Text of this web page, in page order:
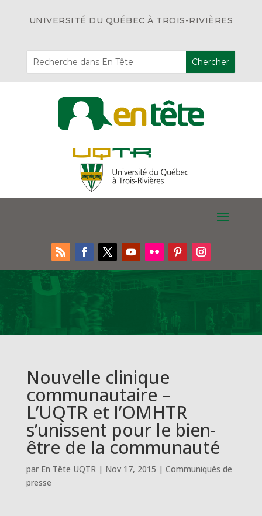
UNIVERSITÉ DU QUÉBEC À TROIS-RIVIÈRES
Nouvelle clinique
communautaire –
L’UQTR et l’OMHTR
s’unissent pour le bien-
être de la communauté
par En Tête UQTR| Nov 17, 2015 | Communiqués de
presse